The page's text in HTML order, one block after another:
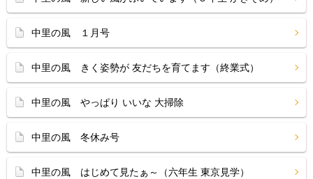
中里の風 １月号
中里の風 きく姿勢が 友だちを育てます（終業式）
中里の風 やっぱり いいな 大掃除
中里の風 冬休み号
中里の風 はじめて見たぁ～（六年生 東京見学）